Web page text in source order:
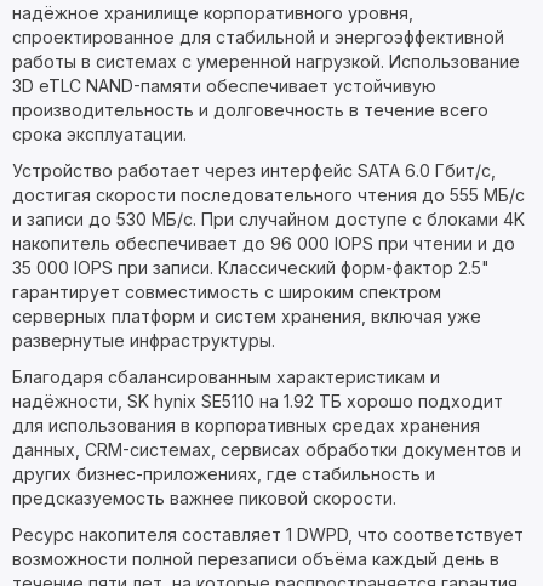
надёжное хранилище корпоративного уровня,
спроектированное для стабильной и энергоэффективной
работы в системах с умеренной нагрузкой. Использование
3D eTLC NAND-памяти обеспечивает устойчивую
производительность и долговечность в течение всего
срока эксплуатации.
Устройство работает через интерфейс SATA 6.0 Гбит/с,
достигая скорости последовательного чтения до 555 МБ/с
и записи до 530 МБ/с. При случайном доступе с блоками 4K
накопитель обеспечивает до 96 000 IOPS при чтении и до
35 000 IOPS при записи. Классический форм-фактор 2.5"
гарантирует совместимость с широким спектром
серверных платформ и систем хранения, включая уже
развернутые инфраструктуры.
Благодаря сбалансированным характеристикам и
надёжности, SK hynix SE5110 на 1.92 ТБ хорошо подходит
для использования в корпоративных средах хранения
данных, CRM-системах, сервисах обработки документов и
других бизнес-приложениях, где стабильность и
предсказуемость важнее пиковой скорости.
Ресурс накопителя составляет 1 DWPD, что соответствует
возможности полной перезаписи объёма каждый день в